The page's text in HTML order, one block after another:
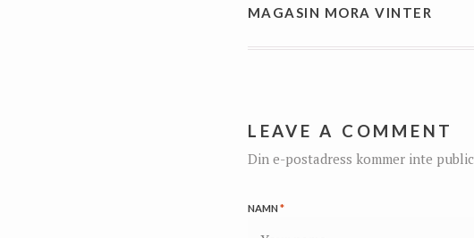
MAGASIN MORA VINTER
LEAVE A COMMENT
Din e-postadress kommer inte
NAMN*